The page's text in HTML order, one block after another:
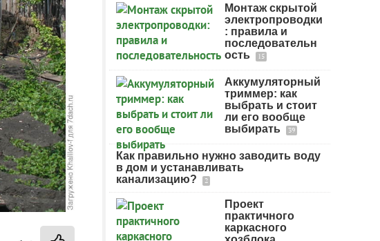
Монтаж скрытой
электропроводки
: правила и
последовательн
ость
15
Аккумуляторный
триммер: как
выбрать и стоит
ли его вообще
выбирать
39
Как правильно нужно заводить воду
в дом и устанавливать
канализацию?
2
Проект
практичного
каркасного